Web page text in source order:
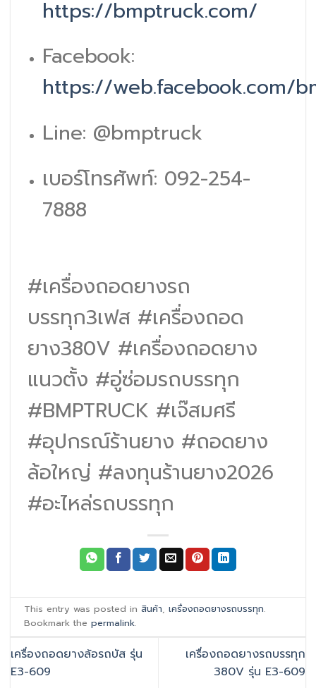
https://bmptruck.com/
Facebook:
https://web.facebook.com/
Line: @bmptruck
เบอร์โทรศัพท์: 092-254-
7888
#เครื่องถอดยางรถ
บรรทุก3เฟส #เครื่องถอด
ยาง380V #เครื่องถอดยาง
แนวตั้ง #อู่ซ่อมรถบรรทุก
#BMPTRUCK #เจ๊สมศรี
#อุปกรณ์ร้านยาง #ถอดยาง
ล้อใหญ่ #ลงทุนร้านยาง2026
#อะไหล่รถบรรทุก
This entry was posted inสินค้า,เครื่องถอดยางรถบรรทุก.
Bookmark thepermalink.
เครื่องถอดยางล้อรถบัส รุ่น
E3-609
เครื่องถอดยางรถบรรทุก
380V รุ่น E3-609